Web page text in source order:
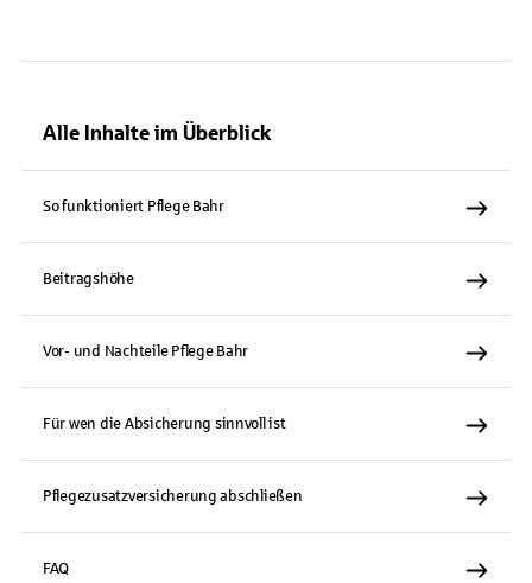
Alle Inhalte im Überblick
So funktioniert Pflege Bahr
Beitragshöhe
Vor- und Nachteile Pflege Bahr
Für wen die Absicherung sinnvoll ist
Pflegezusatzversicherung abschließen
FAQ